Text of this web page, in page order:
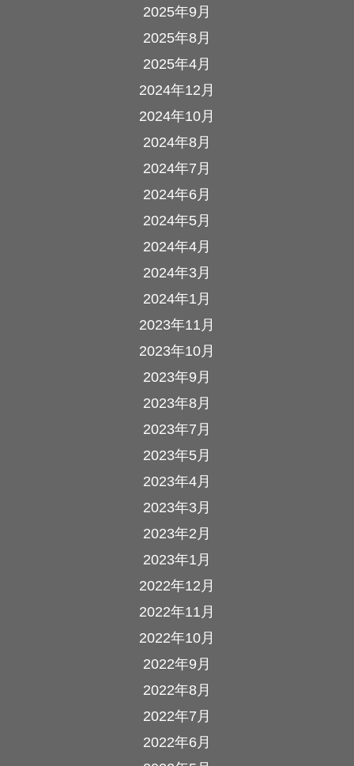
2025年9月
2025年8月
2025年4月
2024年12月
2024年10月
2024年8月
2024年7月
2024年6月
2024年5月
2024年4月
2024年3月
2024年1月
2023年11月
2023年10月
2023年9月
2023年8月
2023年7月
2023年5月
2023年4月
2023年3月
2023年2月
2023年1月
2022年12月
2022年11月
2022年10月
2022年9月
2022年8月
2022年7月
2022年6月